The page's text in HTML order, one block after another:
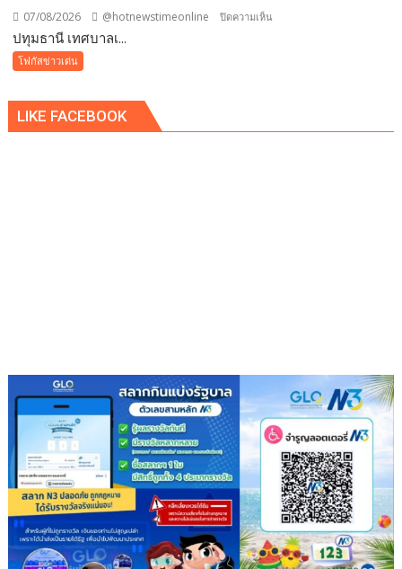
07/08/2026 @hotnewstimeonline ปิดความเห็น
ทอด
ปทุมธานี เทศบาลเ...
โฟกัสข่าวเด่น
LIKE FACEBOOK